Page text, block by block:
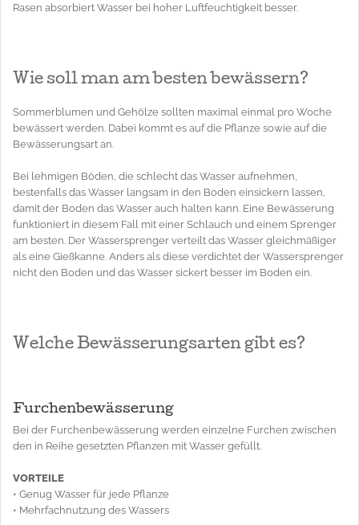
Rasen absorbiert Wasser bei hoher Luftfeuchtigkeit besser.
Wie soll man am besten bewässern?
Sommerblumen und Gehölze sollten maximal einmal pro Woche
bewässert werden. Dabei kommt es auf die Pflanze sowie auf die
Bewässerungsart an.
Bei lehmigen Böden, die schlecht das Wasser aufnehmen,
bestenfalls das Wasser langsam in den Boden einsickern lassen,
damit der Boden das Wasser auch halten kann. Eine Bewässerung
funktioniert in diesem Fall mit einer Schlauch und einem Sprenger
am besten. Der Wassersprenger verteilt das Wasser gleichmäßiger
als eine Gießkanne. Anders als diese verdichtet der Wassersprenger
nicht den Boden und das Wasser sickert besser im Boden ein.
Welche Bewässerungsarten gibt es?
Furchenbewässerung
Bei der Furchenbewässerung werden einzelne Furchen zwischen
den in Reihe gesetzten Pflanzen mit Wasser gefüllt.
VORTEILE
• Genug Wasser für jede Pflanze
• Mehrfachnutzung des Wassers